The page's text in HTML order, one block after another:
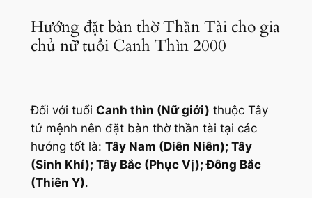
Hướng đặt bàn thờ Thần Tài cho gia
chủ nữ tuổi Canh Thìn 2000
Đối với tuổi Canh thìn (Nữ giới) thuộc Tây
tứ mệnh nên đặt bàn thờ thần tài tại các
hướng tốt là: Tây Nam (Diên Niên); Tây
(Sinh Khí); Tây Bắc (Phục Vị); Đông Bắc
(Thiên Y).